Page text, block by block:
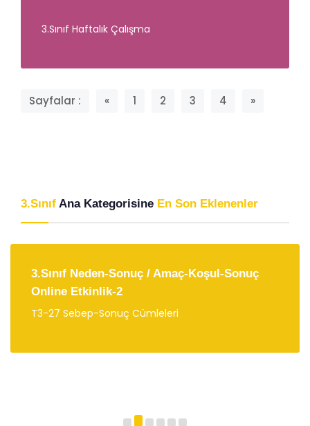
3.Sınıf Haftalık Çalışma
Sayfalar : « 1 2 3 4 »
3.Sınıf Ana Kategorisine En Son Eklenenler
3.Sınıf Neden-Sonuç / Amaç-Koşul-Sonuç
Online Etkinlik-2
T3-27 Sebep-Sonuç Cümleleri